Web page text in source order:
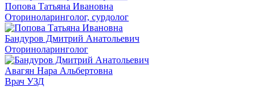
Попова Татьяна Ивановна
Оториноларинголог, сурдолог
Бандуров Дмитрий Анатольевич
Оториноларинголог
Авагян Нара Альбертовна
Врач УЗД